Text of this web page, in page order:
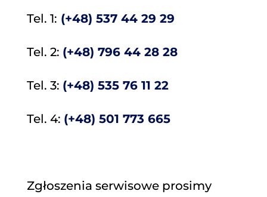
Tel. 1: (+48) 537 44 29 29
Tel. 2: (+48) 796 44 28 28
Tel. 3: (+48) 535 76 11 22
Tel. 4: (+48) 501 773 665
Zgłoszenia serwisowe prosimy